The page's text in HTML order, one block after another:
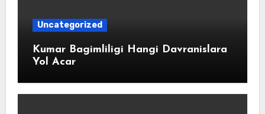
Uncategorized
Kumar Bagimliligi Hangi Davranislara
Yol Acar